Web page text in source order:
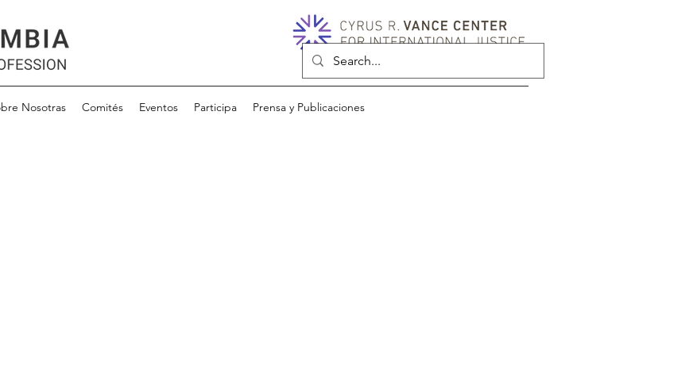
Nosotras Comités Eventos Participa Prensa y Publicaciones